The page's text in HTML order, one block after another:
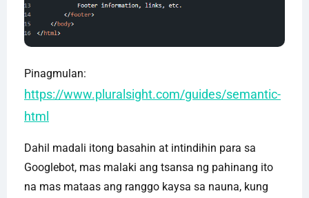
Pinagmulan:
https://www.pluralsight.com/guides/semantic-
html
Dahil madali itong basahin at intindihin para sa
Googlebot, mas malaki ang tsansa ng pahinang ito
na mas mataas ang ranggo kaysa sa nauna, kung